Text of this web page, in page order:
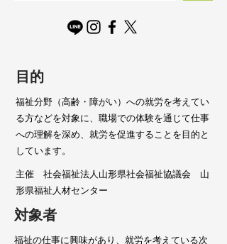
目的
福祉分野（高齢・障がい）への就労を考えてい
る方などを対象に、職場での体験を通じて仕事
への理解を深め、就労を促進することを目的と
しています。
主催 社会福祉法人山形県社会福祉協議会 山
形県福祉人材センター
対象者
福祉の仕事に興味があり、就労を考えている次